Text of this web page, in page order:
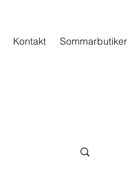
Kontakt Sommarbutiker